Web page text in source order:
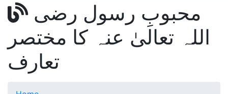
محبوبِ رسول رضی
اللہ تعالیٰ عنہ کا مختصر
تعارف